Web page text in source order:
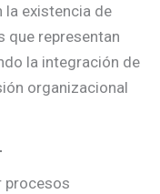
existencia de
que representan
la integración de
organizacional
procesos